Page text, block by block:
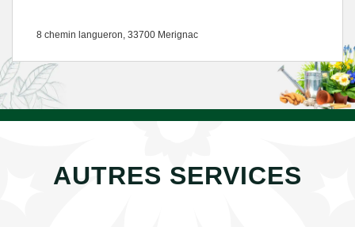
8 chemin langueron, 33700 Merignac
AUTRES SERVICES